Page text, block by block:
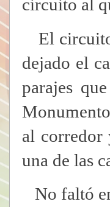
circuito al
El
dejado el
parajes
al corredor
una de las
No faltó